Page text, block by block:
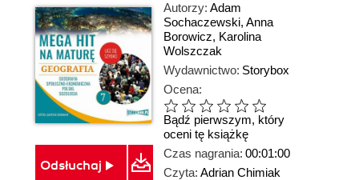
Odsłuchaj
Autorzy: Adam
Sochaczewski, Anna
Borowicz, Karolina
Wolszczak
Wydawnictwo: Storybox
Ocena:
Bądź pierwszym, który
oceni tę książkę
Czas nagrania: 00:01:00
Czyta: Adrian Chimiak